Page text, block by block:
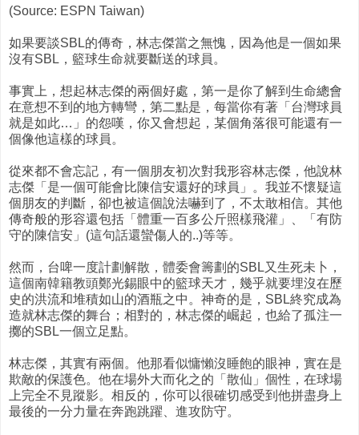
(Source: ESPN Taiwan)
如果要談SBL的傳奇，林志傑當之無愧，因為他是一個如果
沒有SBL，籃球生命就要斷送的球員。
事實上，想起林志傑的兩個好處，第一是你了解到生命總會
在意想不到的地方轉彎，第二點是，每當你有著「台灣球員
就是如此…」的怨嘆，你又會想起，某個角落很可能還有一
個像他這樣的球員。
從來都不會忘記，有一個朋友初次對我形容林志傑，他說林
志傑「是一個可能會比陳信安還好的球員」。我並不懷疑這
個朋友的判斷，卻也被這個說法嚇到了，不太敢相信。其他
傳奇般的形容還包括「體重一百多公斤照樣飛灌」、「有防
守的陳信安」(這句話還蠻傷人的..)等等。
然而，台啤一度計劃解散，體委會籌劃的SBL又生死未卜，
這個南韓籍教頭鄭光錫眼中的籃球天才，幾乎就要埋沒在歷
史的洪流和堆積如山的酒瓶之中。神奇的是，SBL終究成為
造就林志傑的舞台；相對的，林志傑的崛起，也給了孤注一
擲的SBL一個立足點。
林志傑，其實有兩個。他那看似慵懶沒睡飽的眼神，實在是
欺敵的保護色。他在場外大而化之的「散仙」個性，在球場
上完全不見蹤影。相反的，你可以很確切感受到他拼盡身上
最後的一分力量在奔跑跳躍、進攻防守。